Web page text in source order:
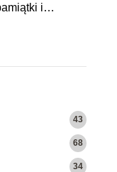
i
43
68
34